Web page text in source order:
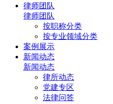
律师团队
律师团队
按职称分类
按专业领域分类
案例展示
新闻动态
新闻动态
律所动态
党建专区
法律问答